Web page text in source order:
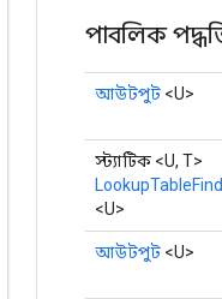
পাবলিক
আউটপুট <U>
স্ট্যাটিক <U, T>
LookupTableFind
<U>
আউটপুট <U>